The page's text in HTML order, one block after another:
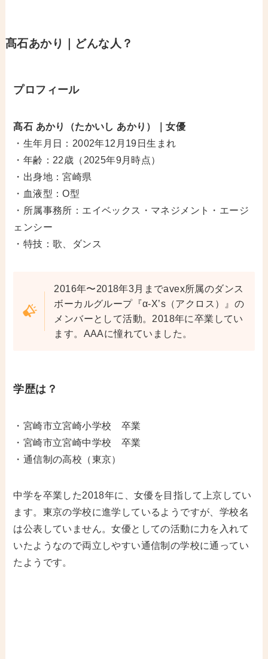
髙石あかり｜どんな人？
プロフィール
髙石 あかり（たかいし あかり）｜女優
・生年月日：2002年12月19日生まれ
・年齢：22歳（2025年9月時点）
・出身地：宮崎県
・血液型：O型
・所属事務所：エイベックス・マネジメント・エージ
ェンシー
・特技：歌、ダンス
2016年〜2018年3月までavex所属のダンス
ボーカルグループ『α‐X’s（アクロス）』の
メンバーとして活動。2018年に卒業してい
ます。AAAに憧れていました。
学歴は？
・宮崎市立宮崎小学校 卒業
・宮崎市立宮崎中学校 卒業
・通信制の高校（東京）
中学を卒業した2018年に、女優を目指して上京してい
ます。東京の学校に進学しているようですが、学校名
は公表していません。女優としての活動に力を入れて
いたようなので両立しやすい通信制の学校に通ってい
たようです。